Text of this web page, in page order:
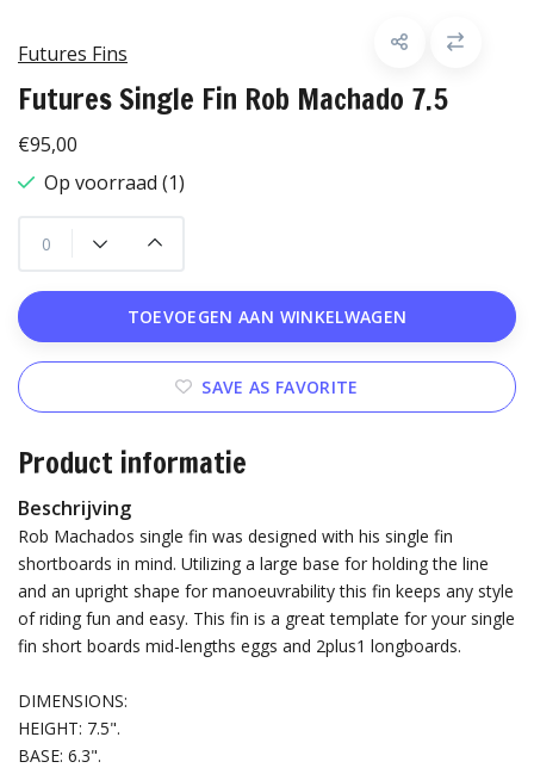
Futures Fins
Futures Single Fin Rob Machado 7.5
€95,00
Op voorraad (1)
TOEVOEGEN AAN WINKELWAGEN
SAVE AS FAVORITE
Product informatie
Beschrijving
Rob Machados single fin was designed with his single fin
shortboards in mind. Utilizing a large base for holding the line
and an upright shape for manoeuvrability this fin keeps any style
of riding fun and easy. This fin is a great template for your single
fin short boards mid-lengths eggs and 2plus1 longboards.
DIMENSIONS:
HEIGHT: 7.5".
BASE: 6.3".